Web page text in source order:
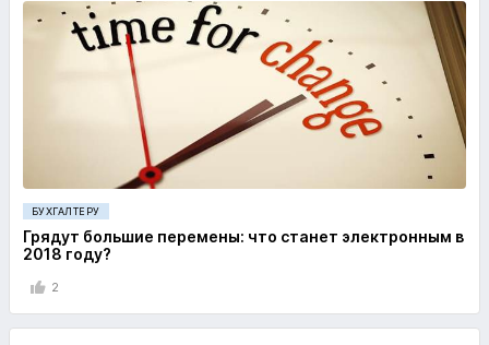
БУХГАЛТЕРУ
Грядут большие перемены: что станет электронным в
2018 году?
2